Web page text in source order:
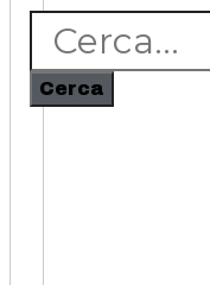
Cerca